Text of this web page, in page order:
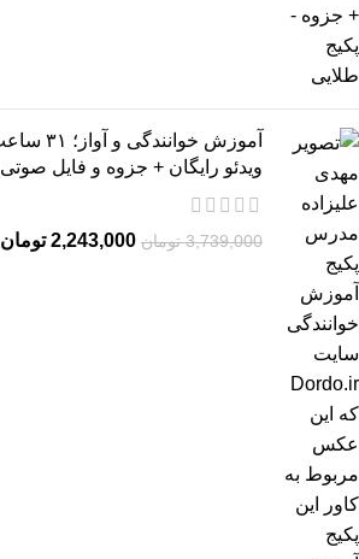
ویدئو رایگان + جزوه و فایل صوتی
3,739,000 تومان 2,243,000 تومان